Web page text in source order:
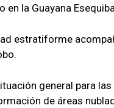
en la Guayana
estratiforme
general para
de áreas